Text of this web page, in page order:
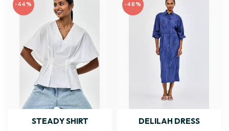
-44%
STEADY SHIRT
-46%
DELILAH DRESS